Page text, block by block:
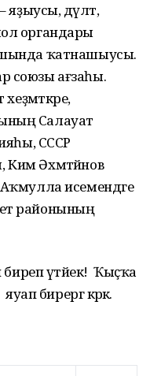
дәүләт,
органдары
ҡатнашыусы.
союзы ағзаһы.
Салауат
СССР
Әхмәтйәнов
исемендәге
районының
биреп үтәйек! Ҡыҫҡа
бирергә кәрәк.